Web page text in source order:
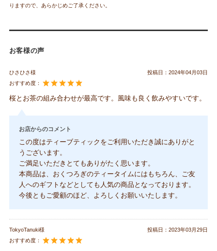
りますので、あらかじめご了承ください。
お客様の声
ひさひさ様 投稿日： 2024年04月03日
おすすめ度：
桜とお茶の組み合わせが最高です。風味も良く飲みやすいです。
お店からのコメント
この度はティーブティックをご利用いただき誠にありがと
うございます。
ご満足いただきとてもありがたく思います。
本商品は、おくつろぎのティータイムにはもちろん、ご友
人へのギフトなどとしても人気の商品となっております。
今後ともご愛顧のほど、よろしくお願いいたします。
TokyoTanuki様 投稿日： 2023年03月29日
おすすめ度：